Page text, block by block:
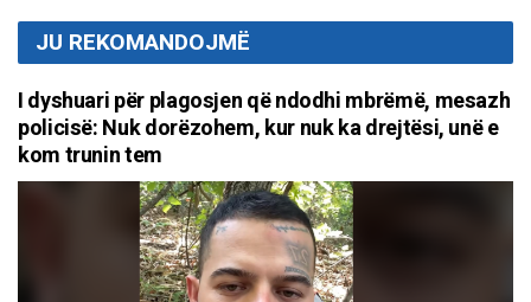
JU REKOMANDOJMË
I dyshuari për plagosjen që ndodhi mbrëmë, mesazh
policisë: Nuk dorëzohem, kur nuk ka drejtësi, unë e
kom trunin tem